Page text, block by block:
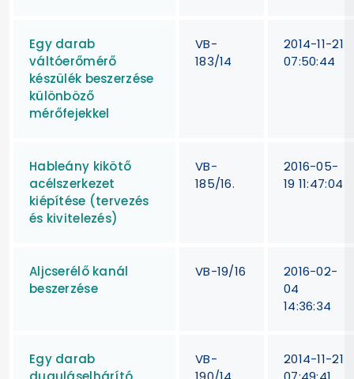
Egy darab
váltóerőmérő
készülék beszerzése
különböző
mérőfejekkel
VB-
183/14
2014-11-21
07:50:44
Hableány kikötő
acélszerkezet
kiépítése (tervezés
és kivitelezés)
VB-
185/16.
2016-05-
19 11:47:04
Aljcserélő kanál
beszerzése
VB-19/16
2016-02-
04
14:36:34
Egy darab
VB-
2014-11-21